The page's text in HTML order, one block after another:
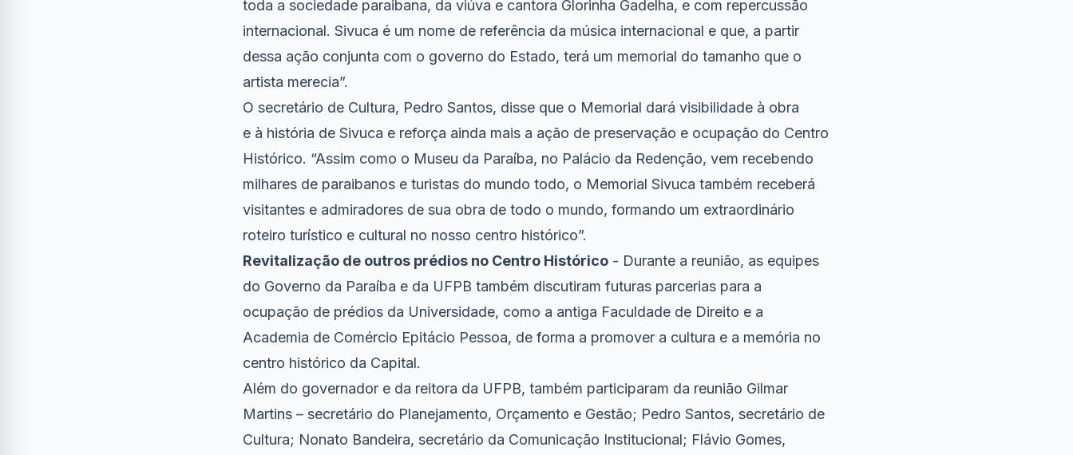
toda a sociedade paraibana, da viúva e cantora Glorinha Gadelha, e com repercussão
internacional. Sivuca é um nome de referência da música internacional e que, a partir
dessa ação conjunta com o governo do Estado, terá um memorial do tamanho que o
artista merecia”.
O secretário de Cultura, Pedro Santos, disse que o Memorial dará visibilidade à obra
e à história de Sivuca e reforça ainda mais a ação de preservação e ocupação do Centro
Histórico. “Assim como o Museu da Paraíba, no Palácio da Redenção, vem recebendo
milhares de paraibanos e turistas do mundo todo, o Memorial Sivuca também receberá
visitantes e admiradores de sua obra de todo o mundo, formando um extraordinário
roteiro turístico e cultural no nosso centro histórico”.
Revitalização de outros prédios no Centro Histórico - Durante a reunião, as equipes
do Governo da Paraíba e da UFPB também discutiram futuras parcerias para a
ocupação de prédios da Universidade, como a antiga Faculdade de Direito e a
Academia de Comércio Epitácio Pessoa, de forma a promover a cultura e a memória no
centro histórico da Capital.
Além do governador e da reitora da UFPB, também participaram da reunião Gilmar
Martins – secretário do Planejamento, Orçamento e Gestão; Pedro Santos, secretário de
Cultura; Nonato Bandeira, secretário da Comunicação Institucional; Flávio Gomes,